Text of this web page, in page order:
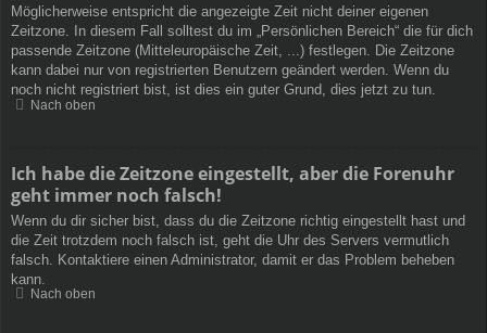
Möglicherweise entspricht die angezeigte Zeit nicht deiner eigenen
Zeitzone. In diesem Fall solltest du im „Persönlichen Bereich“ die für dich
passende Zeitzone (Mitteleuropäische Zeit, ...) festlegen. Die Zeitzone
kann dabei nur von registrierten Benutzern geändert werden. Wenn du
noch nicht registriert bist, ist dies ein guter Grund, dies jetzt zu tun.
Nach oben
Ich habe die Zeitzone eingestellt, aber die Forenuhr
geht immer noch falsch!
Wenn du dir sicher bist, dass du die Zeitzone richtig eingestellt hast und
die Zeit trotzdem noch falsch ist, geht die Uhr des Servers vermutlich
falsch. Kontaktiere einen Administrator, damit er das Problem beheben
kann.
Nach oben